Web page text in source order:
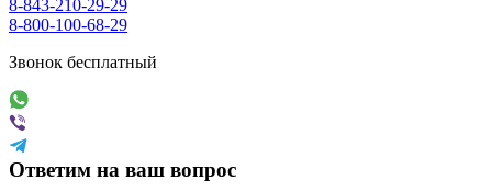
8-843-210-29-29
8-800-100-68-29
Звонок бесплатный
Ответим на ваш вопрос